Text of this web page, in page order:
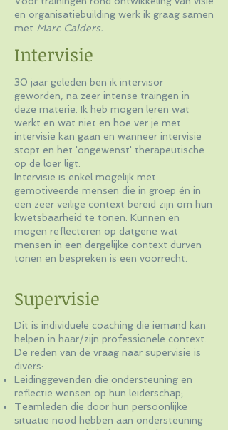
en organisatiebuilding werk ik graag samen
met Marc Calders.
Intervisie
30 jaar geleden ben ik intervisor
geworden, na zeer intense traingen in
deze materie. Ik heb mogen leren wat
werkt en wat niet en hoe ver je met
intervisie kan gaan en wanneer intervisie
stopt en het 'ongewenst' therapeutische
op de loer ligt.
Intervisie is enkel mogelijk met
gemotiveerde mensen die in groep én in
een zeer veilige context bereid zijn om hun
kwetsbaarheid te tonen. Kunnen en
mogen reflecteren op datgene wat
mensen in een dergelijke context durven
tonen en bespreken is een voorrecht.
Supervisie
Dit is individuele coaching die iemand kan
helpen in haar/zijn professionele context.
De reden van de vraag naar supervisie is
divers:
Leidinggevenden die ondersteuning en
reflectie wensen op hun leiderschap;
Teamleden die door hun persoonlijke
situatie nood hebben aan ondersteuning